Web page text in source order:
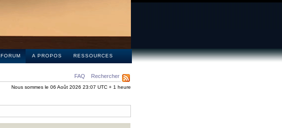
FORUM A PROPOS RESSOURCES
FAQ Rechercher
Nous sommes le 06 Août 2026 23:07 UTC + 1 heure